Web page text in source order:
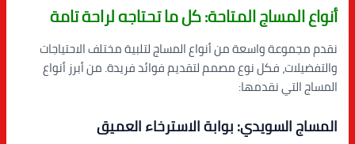
أنواع المساج المتاحة: كل ما تحتاجه لراحة تامة
نقدم مجموعة واسعة من أنواع المساج لتلبية مختلف الاحتياجات
والتفضيلات، فكل نوع مصمم لتقديم فوائد فريدة. من أبرز أنواع
المساج التي نقدمها:
المساج السويدي: بوابة الاسترخاء العميق